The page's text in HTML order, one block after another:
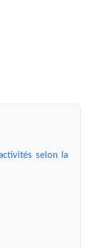
selon la